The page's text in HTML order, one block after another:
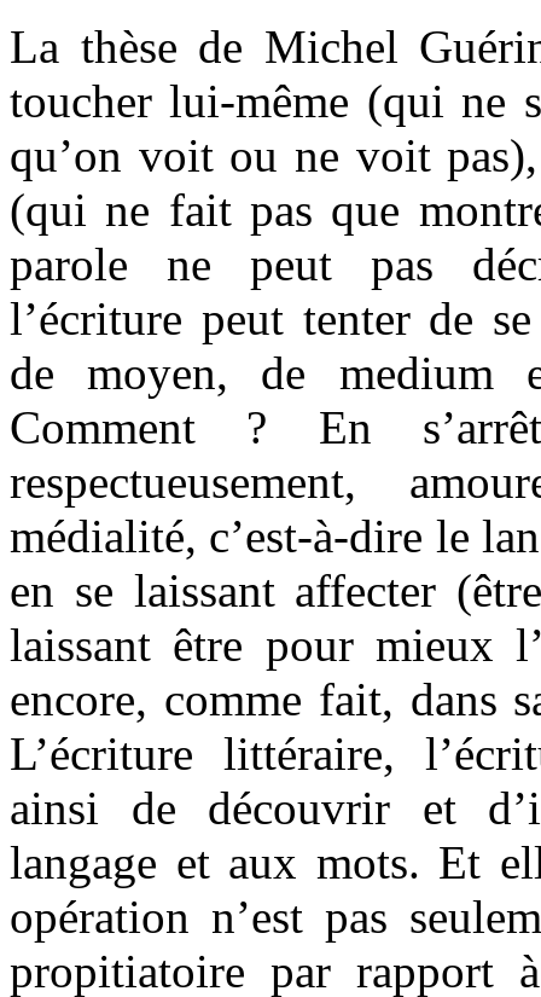
La thèse de Michel
toucher lui-même (qui ne
qu’on voit ou ne voit
(qui ne fait pas que
parole ne peut pas
l’écriture peut tenter de
de moyen, de medium
Comment ? En
respectueusement,
médialité, c’est-à-dire le
en se laissant affecter
laissant être pour mieux
encore, comme fait, dans
L’écriture littéraire,
ainsi de découvrir et
langage et aux mots. Et
opération n’est pas
propitiatoire par